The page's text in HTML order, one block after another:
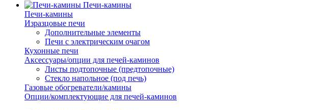
Печи-камины
Печи-камины
Изразцовые печи
Дополнительные элементы
Печи с электрическим очагом
Кухонные печи
Аксессуары/опции для печей-каминов
Листы подтопочные (предтопочные)
Стекло напольное (под печь)
Газовые обогреватели/камины
Опции/комплектующие для печей-каминов